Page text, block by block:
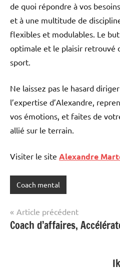
de quoi répondre à vos
et à une multitude de
flexibles et modulables. Le
optimale et le plaisir retrouvé
sport.
Ne laissez pas le hasard
l’expertise d’Alexandre,
vos émotions, et faites de
allié sur le terrain.
Visiter le site Alexandre
Coach mental
Navigation
de
Article précédent
Coach d’affaires,